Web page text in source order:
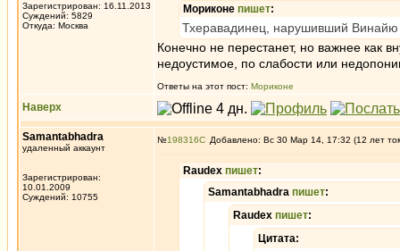
Зарегистрирован: 16.11.2013
Суждений: 5829
Откуда: Москва
Мориконе пишет:
Тхеравадинец, нарушивший Винайю
Конечно не перестанет, но важнее как
недоустимое, по слабости или
Ответы на этот пост: Мориконе
Наверх
Samantabhadra
удаленный аккаунт
Зарегистрирован:
10.01.2009
Суждений: 10755
№198316 Добавлено: Вс 30 Мар 14, 17:32 (12 лет
Raudex пишет:
Samantabhadra пишет:
Raudex пишет:
Цитата: